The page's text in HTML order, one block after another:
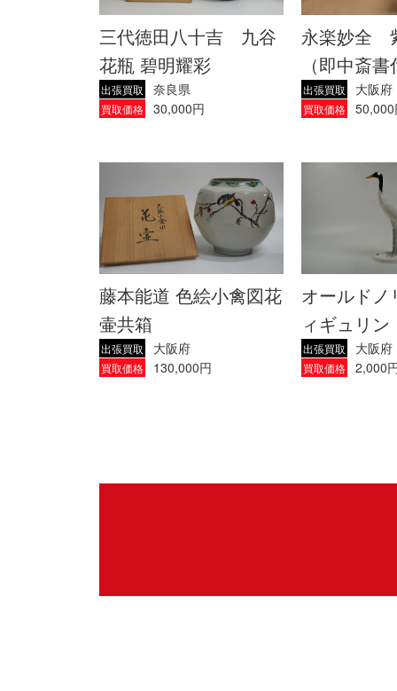
三代徳田八十吉 九谷
花瓶 碧明耀彩
出張買取 奈良県
買取価格 30,000円
永楽妙全
（即中斎
出張買取 大阪府
買取価格
藤本能道 色絵小禽図花
壷共箱
出張買取 大阪府
買取価格 130,000円
オールド
ィギュリン
出張買取 大阪府
買取価格 2,000